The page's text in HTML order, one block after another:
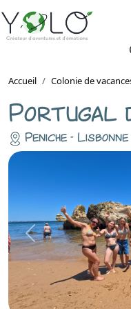
Accueil Colonie de
Portugal
Peniche -
Previous